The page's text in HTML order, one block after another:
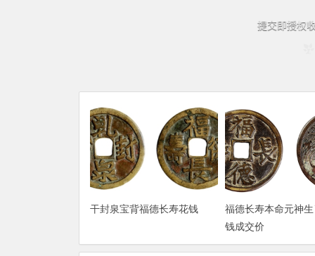
干封泉宝背福德长寿花钱
福德长寿本命元神
钱成交价